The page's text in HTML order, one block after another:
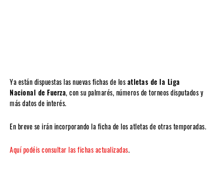
Ya están dispuestas las nuevas fichas de losatletas de la Liga
Nacional de Fuerza, con su palmarés, números de torneos disputados y
más datos de interés.
En breve se irán incorporando la ficha de los atletas de otras temporadas.
Aquí podéis consultar las fichas actualizadas.